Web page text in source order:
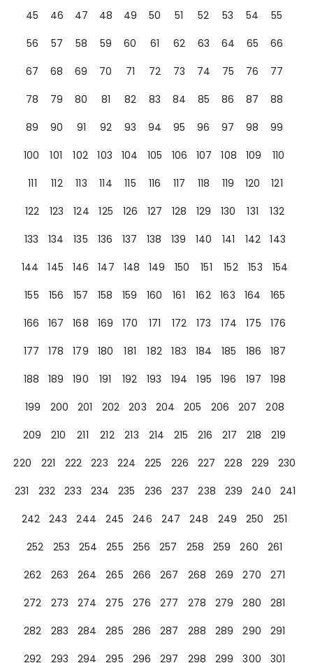
45
46 47 48 49 50 51 52 53 54
55
56
57 58 59 60 61 62 63 64 65
66
67
68 69 70 71 72 73 74 75 76
77
78
79 80 81 82 83 84 85 86 87
88
89
90 91 92 93 94 95 96 97 98
99
100
101 102 103 104 105 106 107 108 109
110
111
112 113 114 115 116 117 118 119 120
121
122
123 124 125 126 127 128 129 130 131
132
133
134 135 136 137 138 139 140 141 142
143
144
145 146 147 148 149 150 151 152 153
154
155
156 157 158 159 160 161 162 163 164
165
166
167 168 169 170 171 172 173 174 175
176
177
178 179 180 181 182 183 184 185 186
187
188
189 190 191 192 193 194 195 196 197
198
199
200 201 202 203 204 205 206 207
208
209
210 211 212 213 214 215 216 217 218
219
220
221 222 223 224 225 226 227 228 229
230
231
232 233 234 235 236 237 238 239 240
241
242
243 244 245 246 247 248 249 250
251
252
253 254 255 256 257 258 259 260
261
262
263 264 265 266 267 268 269 270
271
272
273 274 275 276 277 278 279 280
281
282
283 284 285 286 287 288 289 290
291
292
293 294 295 296 297 298 299 300 301